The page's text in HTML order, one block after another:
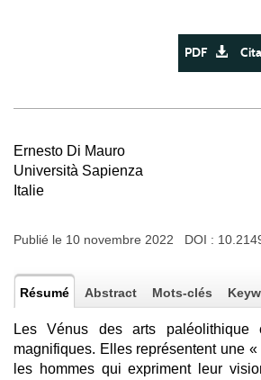
PDF
Ernesto Di Mauro
Università Sapienza
Italie
Publié le 10 novembre 2022 DOI :
Résumé Abstract Mots-clés
Les Vénus des arts paléolithique
magnifiques. Elles représentent une
les hommes qui expriment leur